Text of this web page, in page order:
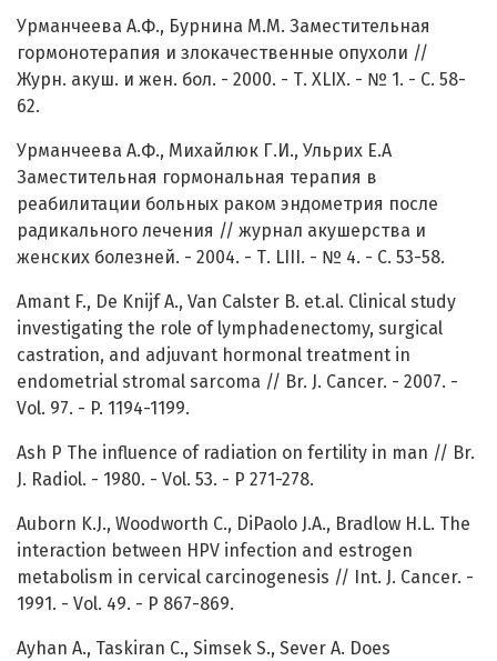
Урманчеева А.Ф., Бурнина М.М. Заместительная
гормонотерапия и злокачественные опухоли //
Журн. акуш. и жен. бол. - 2000. - Т. XLIX. - № 1. - С. 58-
62.
Урманчеева А.Ф., Михайлюк Г.И., Ульрих Е.А
Заместительная гормональная терапия в
реабилитации больных раком эндометрия после
радикального лечения // журнал акушерства и
женских болезней. - 2004. - Т. LIII. - № 4. - С. 53-58.
Amant F., De Knijf A., Van Calster B. et.al. Clinical study
investigating the role of lymphadenectomy, surgical
castration, and adjuvant hormonal treatment in
endometrial stromal sarcoma // Br. J. Cancer. - 2007. -
Vol. 97. - P. 1194-1199.
Ash P The influence of radiation on fertility in man // Br.
J. Radiol. - 1980. - Vol. 53. - P 271-278.
Auborn K.J., Woodworth C., DiPaolo J.A., Bradlow H.L. The
interaction between HPV infection and estrogen
metabolism in cervical carcinogenesis // Int. J. Cancer. -
1991. - Vol. 49. - P 867-869.
Ayhan A., Taskiran C., Simsek S., Sever A. Does